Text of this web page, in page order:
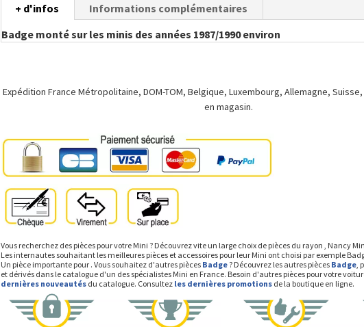
+ d'infos
Informations complémentaires
Badge monté sur les minis des années 1987/1990 environ
Expédition France Métropolitaine, DOM-TOM, Belgique, Luxembourg, Allemagne,
en magasin.
Vous recherchez des pièces pour votre Mini ? Découvrez vite un large choix de pièces du rayon , Nancy
Les internautes souhaitant les meilleures pièces et accessoires pour leur Mini ont choisi par exemple
Un pièce importante pour . Vous souhaitez d'autres pièces Badge? Découvrez les autres pièces Badge,
et dérivés dans le catalogue d'un des spécialistes Mini en France. Besoin d'autres pièces pour votre
dernières nouveautésdu catalogue. Consultez les dernières promotionsde la boutique en ligne.